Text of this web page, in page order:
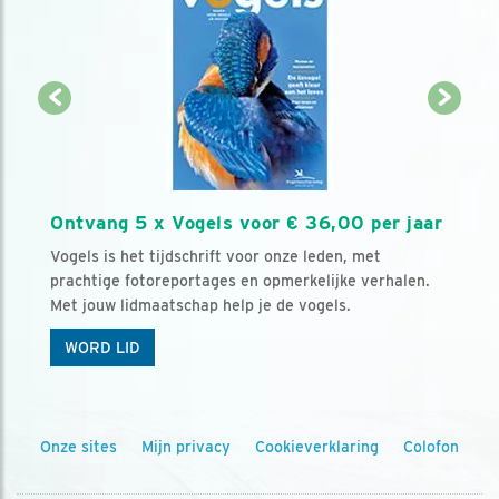
Ontvang 5 x Vogels voor € 36,00 per jaar
Vogels is het tijdschrift voor onze leden, met
prachtige fotoreportages en opmerkelijke verhalen.
Met jouw lidmaatschap help je de vogels.
WORD LID
Onze sites Mijn privacy Cookieverklaring Colofon